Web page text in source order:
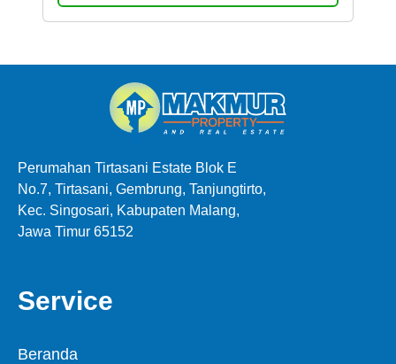
Perumahan Tirtasani Estate Blok E
No.7, Tirtasani, Gembrung, Tanjungtirto,
Kec. Singosari, Kabupaten Malang,
Jawa Timur 65152
Service
Beranda